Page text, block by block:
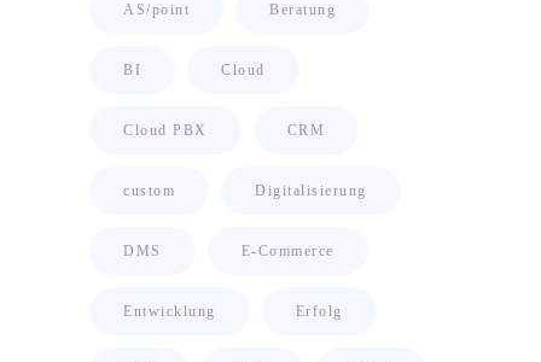
AS/point Beratung
BI Cloud
Cloud PBX CRM
custom Digitalisierung
DMS E-Commerce
Entwicklung Erfolg